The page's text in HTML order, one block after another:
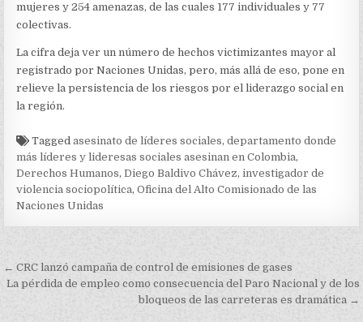
mujeres y 254 amenazas, de las cuales 177 individuales y 77
colectivas.
La cifra deja ver un número de hechos victimizantes mayor al
registrado por Naciones Unidas, pero, más allá de eso, pone en
relieve la persistencia de los riesgos por el liderazgo social en
la región.
Taggedasesinato de líderes sociales,departamento donde
más líderes y lideresas sociales asesinan en Colombia,
Derechos Humanos,Diego Baldivo Chávez,investigador de
violencia sociopolítica,Oficina del Alto Comisionado de las
Naciones Unidas
Navegación
de
← CRC lanzó campaña de control de emisiones de gases
La pérdida de empleo como consecuencia del Paro Nacional y de los
bloqueos de las carreteras es dramática →